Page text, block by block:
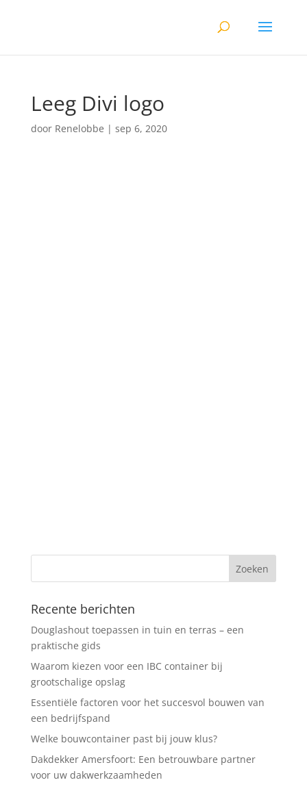
Leeg Divi logo
door Renelobbe | sep 6, 2020
Recente berichten
Douglashout toepassen in tuin en terras – een
praktische gids
Waarom kiezen voor een IBC container bij
grootschalige opslag
Essentiële factoren voor het succesvol bouwen van
een bedrijfspand
Welke bouwcontainer past bij jouw klus?
Dakdekker Amersfoort: Een betrouwbare partner
voor uw dakwerkzaamheden